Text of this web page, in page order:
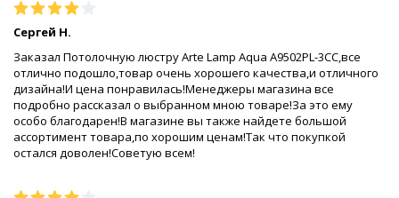
Сергей Н.
Заказал Потолочную люстру Arte Lamp Aqua A9502PL-3CC,все
отлично подошло,товар очень хорошего качества,и отличного
дизайна!И цена понравилась!Менеджеры магазина все
подробно рассказал о выбранном мною товаре!За это ему
особо благодарен!В магазине вы также найдете большой
ассортимент товара,по хорошим ценам!Так что покупкой
остался доволен!Советую всем!